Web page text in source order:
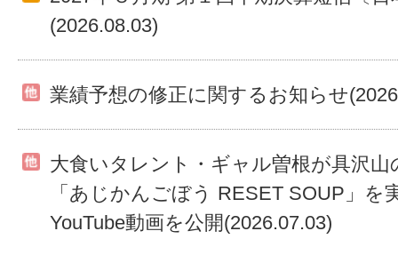
(2026.08.03)
業績予想の修正に関するお知らせ
大食いタレント・ギャル曽根が具沢
「あじかんごぼう RESET SOUP」を
YouTube動画を公開(2026.07.03)